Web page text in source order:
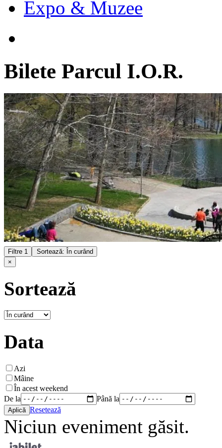
Expo & Muzee
Bilete Parcul I.O.R.
Filtre 1
Sortează: În curând
×
Sortează
Data
Azi
Mâine
În acest weekend
De la
Până la
Resetează
Niciun eveniment găsit.